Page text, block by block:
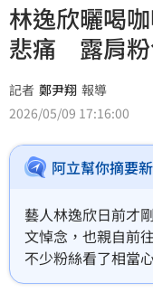
林逸欣曬喝
悲痛 露肩粉
記者 鄭尹翔 報導
2026/05/09 17:16:00
阿立幫你摘要
藝人林逸欣日前才
文悼念，也親自前
不少粉絲看了相當
近日終於再度更新